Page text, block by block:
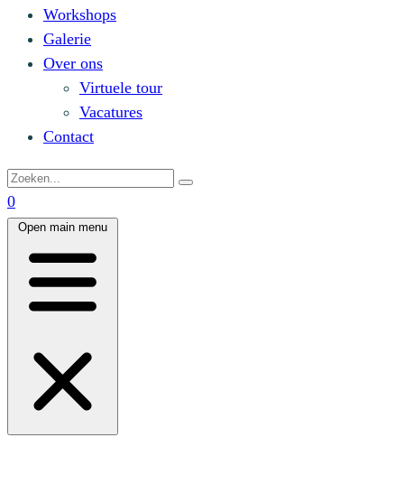
Workshops
Galerie
Over ons
Virtuele tour
Vacatures
Contact
0
Open main menu